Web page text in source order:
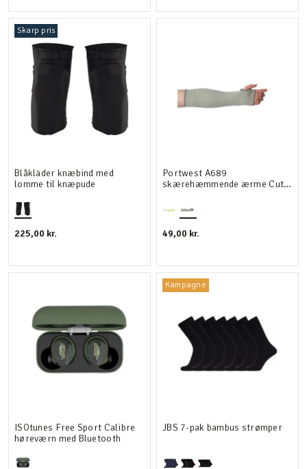
Skarp pris
Blåkläder knæbind med
lomme til knæpude
225,00 kr.
Portwest A689
skærehæmmende ærme Cut
49,00 kr.
ISOtunes Free Sport Calibre
høreværn med Bluetooth
Kampagne
JBS 7-pak bambus strømper